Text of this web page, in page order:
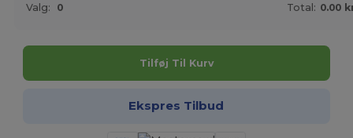
Valg: 0 Total: 0.00
Tilføj Til Kurv
Ekspres Tilbud